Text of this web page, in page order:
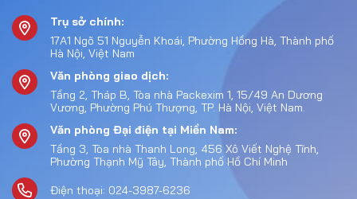
Trụ sở chính:
17A1 Ngõ 51 Nguyễn Khoái, Phường Hồng Hà, Thành phố
Hà Nội, Việt Nam
Văn phòng giao dịch:
Tầng 2, Tháp B, Tòa nhà Packexim 1, 15/49 An Dương
Vương, Phường Phú Thượng, TP. Hà Nội, Việt Nam.
Văn phòng Đại điện tại Miền Nam:
Tầng 3, Tòa nhà Thanh Long, 456 Xô Viết Nghệ Tĩnh,
Phường Thạnh Mỹ Tây, Thành phố Hồ Chí Minh
Điện thoại: 024-3987-6236